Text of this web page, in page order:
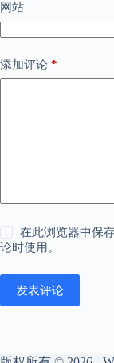
网站
添加评论 *
在此浏览器中保
论时使用。
发表评论